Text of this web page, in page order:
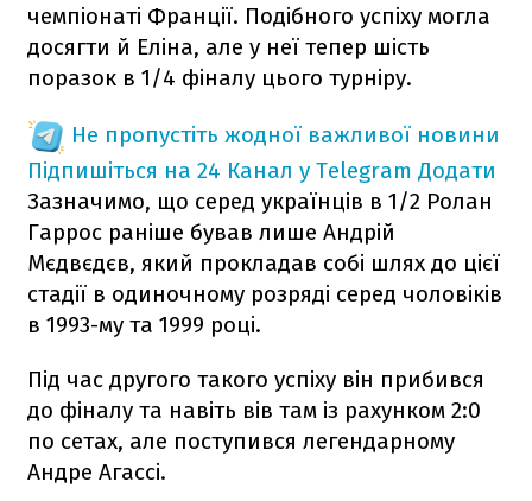
чемпіонаті Франції. Подібного успіху могла
досягти й Еліна, але у неї тепер шість
поразок в 1/4 фіналу цього турніру.
Не пропустіть жодної важливої новини
Підпишіться на 24 Канал у Telegram Додати
Зазначимо, що серед українців в 1/2 Ролан
Гаррос раніше бував лише Андрій
Мєдвєдєв, який прокладав собі шлях до цієї
стадії в одиночному розряді серед чоловіків
в 1993-му та 1999 році.
Під час другого такого успіху він прибився
до фіналу та навіть вів там із рахунком 2:0
по сетах, але поступився легендарному
Андре Агассі.